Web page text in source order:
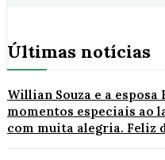
Últimas notícias
Willian Souza e a
momentos especiais ao
com muita alegria. Feliz